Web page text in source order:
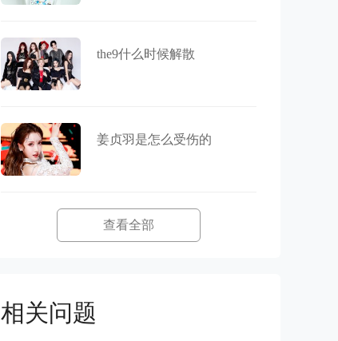
the9什么时候解散
姜贞羽是怎么受伤的
查看全部
相关问题